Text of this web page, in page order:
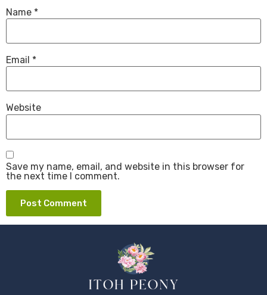
Name *
Email *
Website
Save my name, email, and website in this browser for
the next time I comment.